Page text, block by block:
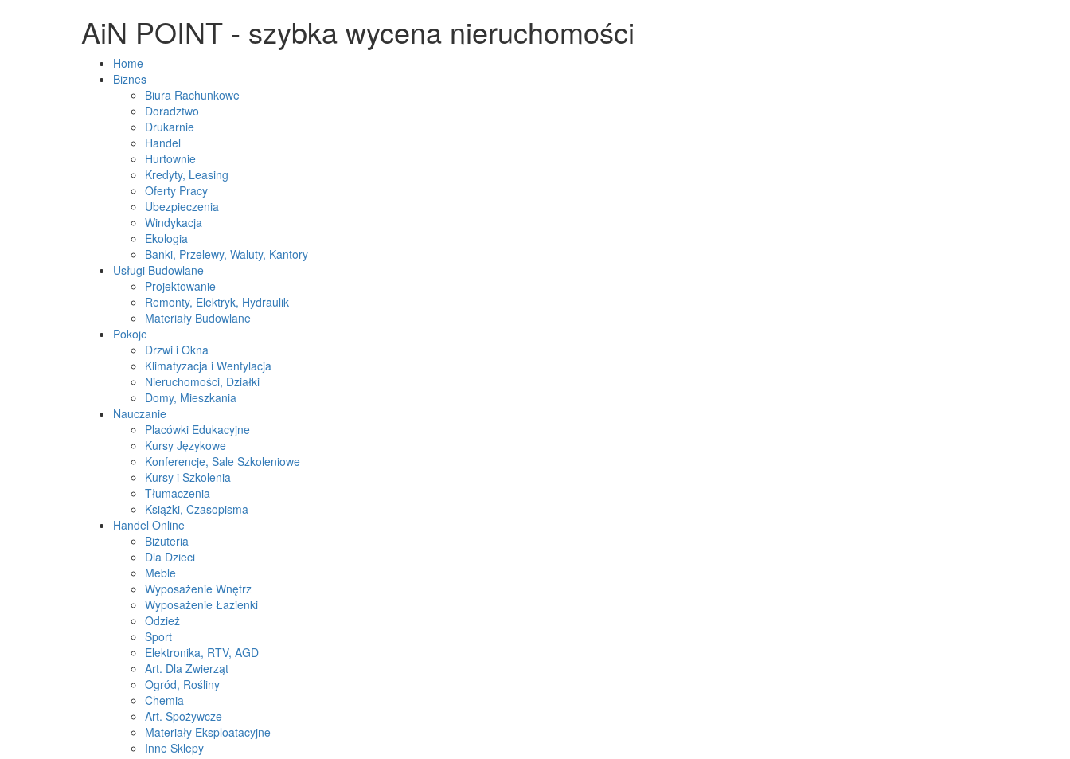
AiN POINT - szybka wycena nieruchomości
Home
Biznes
Biura Rachunkowe
Doradztwo
Drukarnie
Handel
Hurtownie
Kredyty, Leasing
Oferty Pracy
Ubezpieczenia
Windykacja
Ekologia
Banki, Przelewy, Waluty, Kantory
Usługi Budowlane
Projektowanie
Remonty, Elektryk, Hydraulik
Materiały Budowlane
Pokoje
Drzwi i Okna
Klimatyzacja i Wentylacja
Nieruchomości, Działki
Domy, Mieszkania
Nauczanie
Placówki Edukacyjne
Kursy Językowe
Konferencje, Sale Szkoleniowe
Kursy i Szkolenia
Tłumaczenia
Książki, Czasopisma
Handel Online
Biżuteria
Dla Dzieci
Meble
Wyposażenie Wnętrz
Wyposażenie Łazienki
Odzież
Sport
Elektronika, RTV, AGD
Art. Dla Zwierząt
Ogród, Rośliny
Chemia
Art. Spożywcze
Materiały Eksploatacyjne
Inne Sklepy